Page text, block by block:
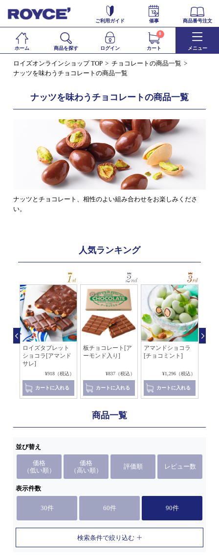
ご利用ガイド 催事 商品番号注文
ホーム 商品を探す ログイン カート
0
メニュー
ロイズオンラインショップ TOP
チョコレートの商品一覧
ナッツを味わうチョコレートの商品一覧
ナッツを味わうチョコレートの商品一覧
ナッツとチョコレート、相性のよい組み合わせをお楽しみくださ
い。
人気ランキング
ロイズタブレット
ショコラ[アマンド
サレ]
¥918（税込）
カートに入れる
板チョコレート[ア
ーモンド入り]
¥837（税込）
カートに入れる
アマンドショコラ
[チョコミント]
¥1,296（税込）
カートに入れる
商品一覧
並び替え
価格
（低い順）
価格
（高い順）
評価順 レビュー数
表示件数
30件 60件 90件
検索条件で絞り込む